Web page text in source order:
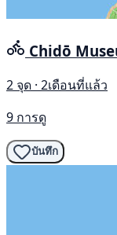
Chidō
2 จุด · 2เดือนที่แล้ว
9 การดู
บันทึก